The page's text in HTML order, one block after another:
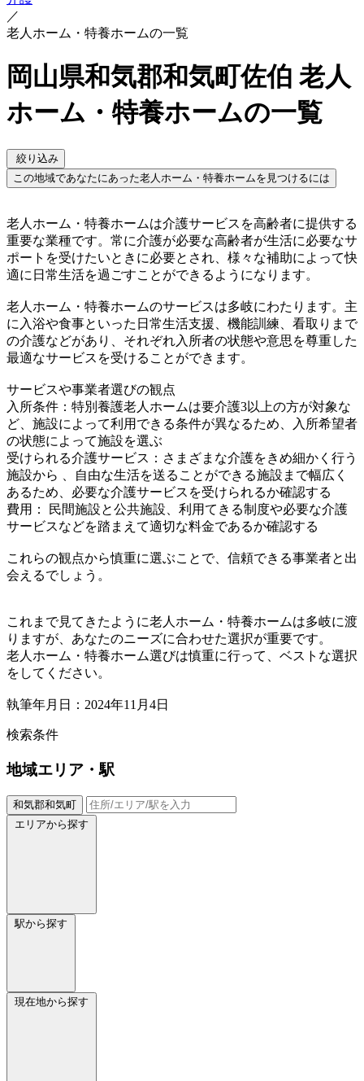
／
老人ホーム・特養ホームの一覧
岡山県和気郡和気町佐伯 老人
ホーム・特養ホームの一覧
絞り込み
この地域であなたにあった老人ホーム・特養ホームを見つけるには
老人ホーム・特養ホームは介護サービスを高齢者に提供する
重要な業種です。常に介護が必要な高齢者が生活に必要なサ
ポートを受けたいときに必要とされ、様々な補助によって快
適に日常生活を過ごすことができるようになります。
老人ホーム・特養ホームのサービスは多岐にわたります。主
に入浴や食事といった日常生活支援、機能訓練、看取りまで
の介護などがあり、それぞれ入所者の状態や意思を尊重した
最適なサービスを受けることができます。
サービスや事業者選びの観点
入所条件：特別養護老人ホームは要介護3以上の方が対象な
ど、施設によって利用できる条件が異なるため、入所希望者
の状態によって施設を選ぶ
受けられる介護サービス：さまざまな介護をきめ細かく行う
施設から 、自由な生活を送ることができる施設まで幅広く
あるため、必要な介護サービスを受けられるか確認する
費用： 民間施設と公共施設、利用てきる制度や必要な介護
サービスなどを踏まえて適切な料金であるか確認する
これらの観点から慎重に選ぶことで、信頼できる事業者と出
会えるでしょう。
これまで見てきたように老人ホーム・特養ホームは多岐に渡
りますが、あなたのニーズに合わせた選択が重要です。
老人ホーム・特養ホーム選びは慎重に行って、ベストな選択
をしてください。
執筆年月日：2024年11月4日
検索条件
地域エリア・駅
和気郡和気町
エリアから探す
駅から探す
現在地から探す